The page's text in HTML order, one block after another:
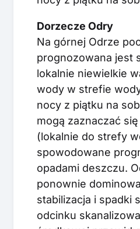
Dorzecze Odry
Na górnej Odrze
prognozowana jest
lokalnie niewielkie
wody w strefie
nocy z piątku na
mogą zaznaczać
(lokalnie do strefy
spowodowane
opadami deszczu.
ponownie
stabilizacja i spadki
odcinku